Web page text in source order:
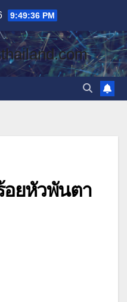
9:49:37 PM
อยหัวพันตา